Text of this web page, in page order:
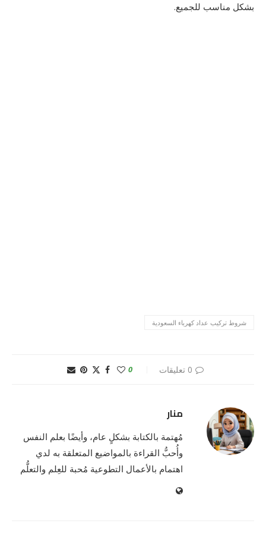
بشكل مناسب للجميع.
شروط تركيب عداد كهرباء السعودية
0 تعليقات 0
منار
مُهتمة بالكتابة بشكلٍ عام، وأيضًا بعلم النفس
وأُحبُّ القراءة بالمواضيع المتعلقة به لدي
اهتمام بالأعمال التطوعية مُحبة للعِلم والتعلُّم